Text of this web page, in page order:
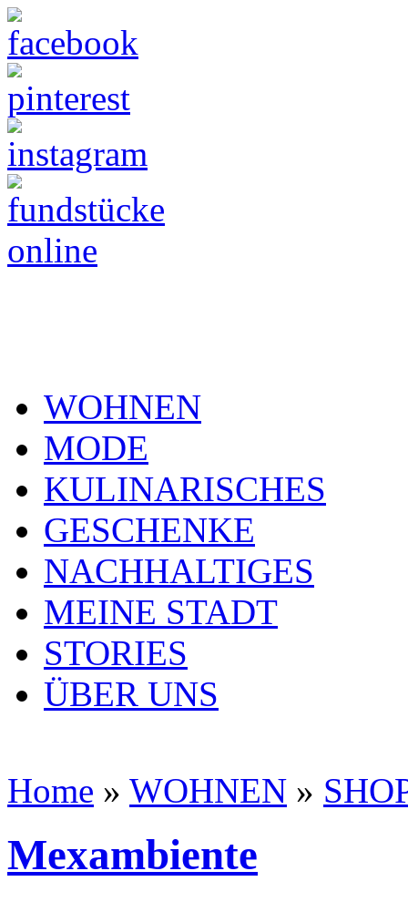
WOHNEN
MODE
KULINARISCHES
GESCHENKE
NACHHALTIGES
MEINE STADT
STORIES
ÜBER UNS
Home » WOHNEN »
Mexambiente